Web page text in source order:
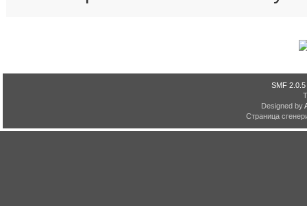
SMF 2.0.5
Designed by
Страница